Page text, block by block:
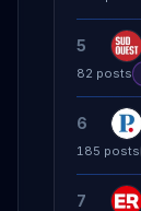
5
82 posts
6
185 posts
7